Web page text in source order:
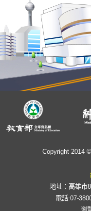
Copyright 2014
地址：高雄市
電話:07-